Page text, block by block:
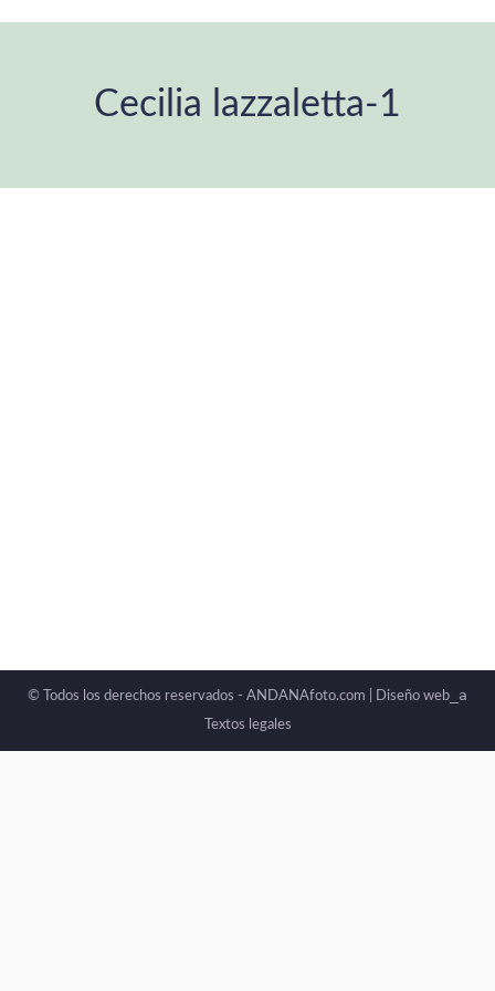
Cecilia lazzaletta-1
© Todos los derechos reservados - ANDANAfoto.com | Diseño web _a
Textos legales